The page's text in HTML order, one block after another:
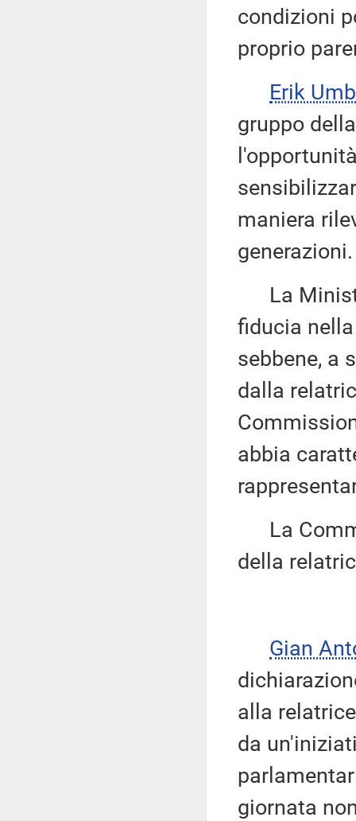
condizioni
proprio
Erik
gruppo
maniera
generazioni.
La
fiducia
sebbene, a
dalla
abbia
La
della
Gian
alla
da
giornata